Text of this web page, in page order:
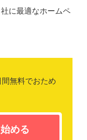
に最適なホームペ
無料でおため
める